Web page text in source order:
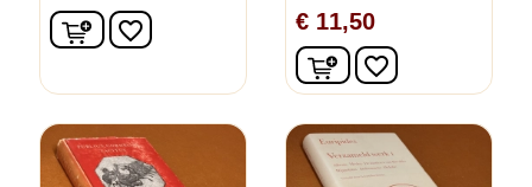
In winkelwagen
favorite_border € 11,50
In winkelwagen
favorite_border